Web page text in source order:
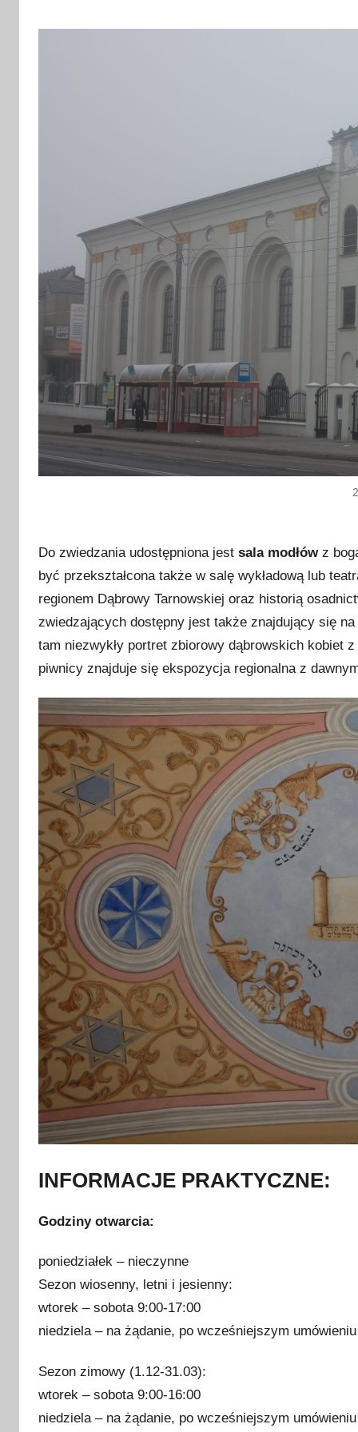
Do zwiedzania udostępniona jest sala modłówz
być przekształcona także w salę wykładową lub
regionem Dąbrowy Tarnowskiej oraz historią
zwiedzających dostępny jest także znajdujący się
tam niezwykły portret zbiorowy dąbrowskich kobiet
piwnicy znajduje się ekspozycja regionalna z
INFORMACJE PRAKTYCZNE:
Godziny otwarcia:
poniedziałek – nieczynne
Sezon wiosenny, letni i jesienny:
wtorek – sobota 9:00-17:00
niedziela – na żądanie, po wcześniejszym
Sezon zimowy (1.12-31.03):
wtorek – sobota 9:00-16:00
niedziela – na żądanie, po wcześniejszym